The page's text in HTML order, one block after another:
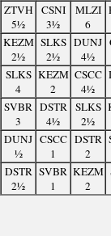
ZTVH
5½
CSNI
3½
MLZI
6
KEZM
2½
SLKS
2½
DUNJ
4½
SLKS
4
KEZM
2
CSCC
4½
SVBR
3
DSTR
4½
SLKS
2½
DUNJ
½
CSCC
1
DSTR
2
DSTR
2½
SVBR
1
KEZM
2